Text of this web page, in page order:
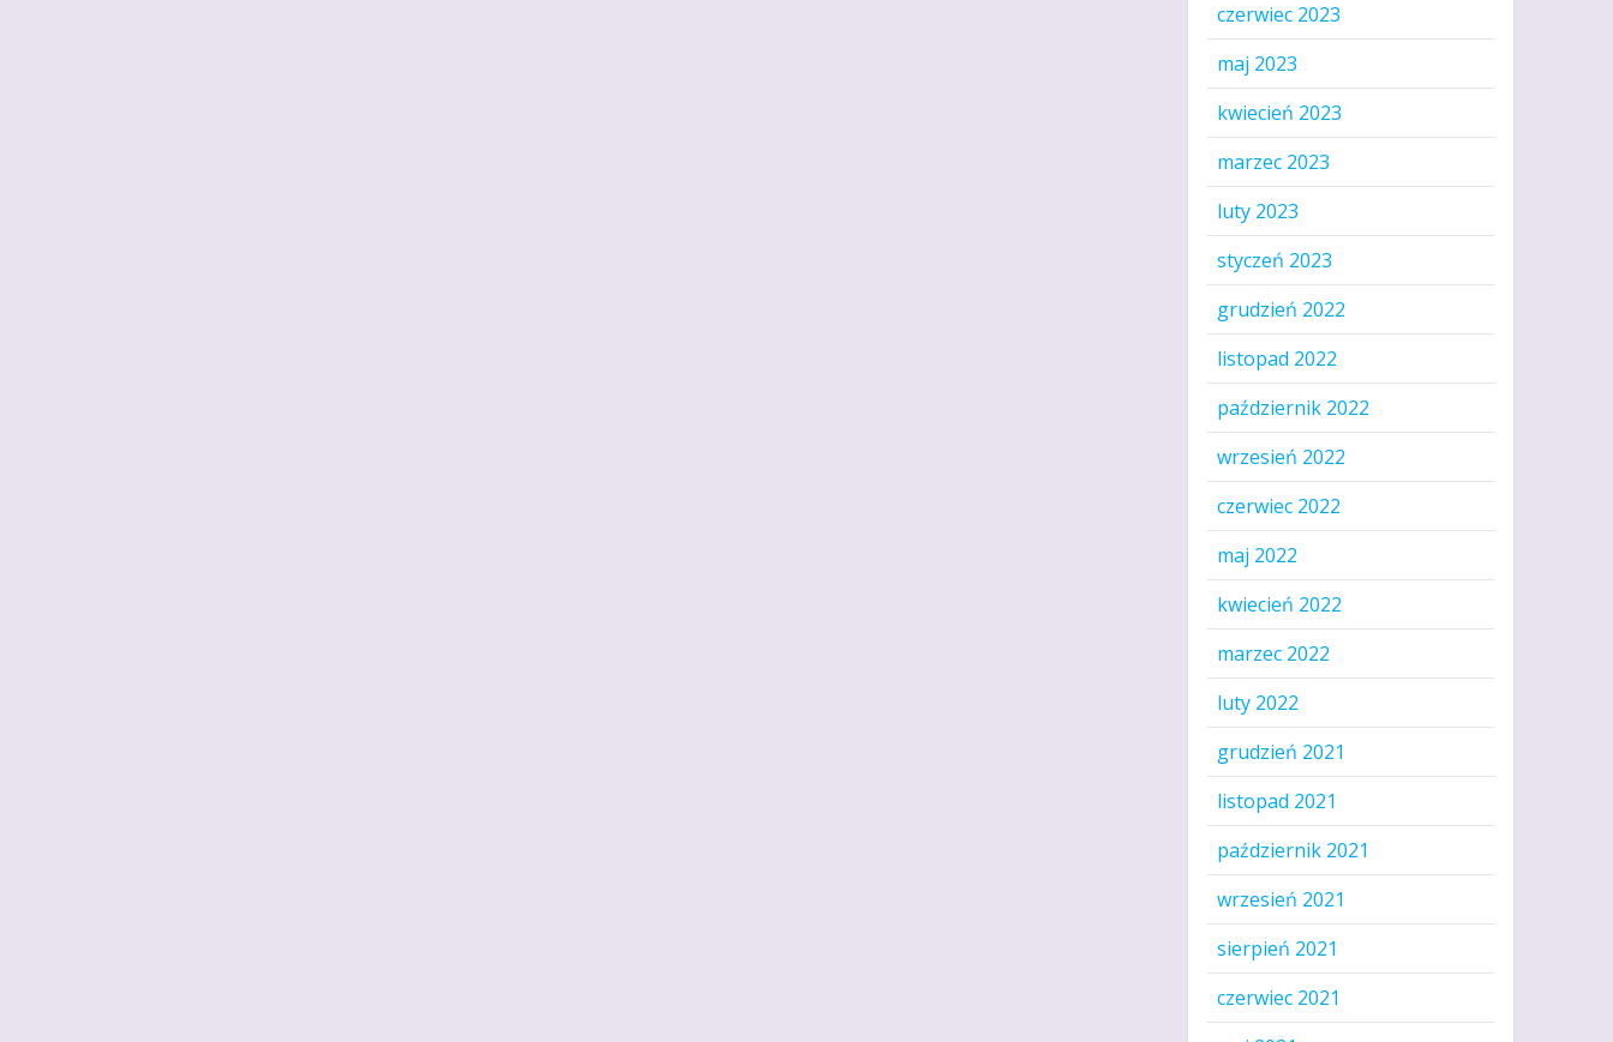
czerwiec 2023
maj 2023
kwiecień 2023
marzec 2023
luty 2023
styczeń 2023
grudzień 2022
listopad 2022
październik 2022
wrzesień 2022
czerwiec 2022
maj 2022
kwiecień 2022
marzec 2022
luty 2022
grudzień 2021
listopad 2021
październik 2021
wrzesień 2021
sierpień 2021
czerwiec 2021